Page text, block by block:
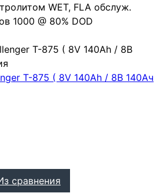
WET, FLA обслуж.
1000 @ 80% DOD
T-875 ( 8V 140Ah / 8В 140Ач
сравнения